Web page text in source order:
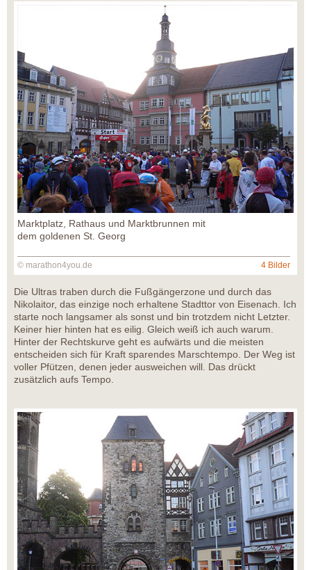
Marktplatz, Rathaus und Marktbrunnen mit
dem goldenen St. Georg
© marathon4you.de 4 Bilder
Die Ultras traben durch die Fußgängerzone und durch das
Nikolaitor, das einzige noch erhaltene Stadttor von Eisenach. Ich
starte noch langsamer als sonst und bin trotzdem nicht Letzter.
Keiner hier hinten hat es eilig. Gleich weiß ich auch warum.
Hinter der Rechtskurve geht es aufwärts und die meisten
entscheiden sich für Kraft sparendes Marschtempo. Der Weg ist
voller Pfützen, denen jeder ausweichen will. Das drückt
zusätzlich aufs Tempo.